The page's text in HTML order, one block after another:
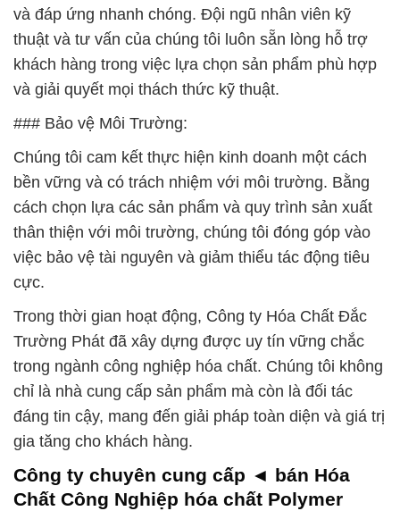
và đáp ứng nhanh chóng. Đội ngũ nhân viên kỹ
thuật và tư vấn của chúng tôi luôn sẵn lòng hỗ trợ
khách hàng trong việc lựa chọn sản phẩm phù hợp
và giải quyết mọi thách thức kỹ thuật.
### Bảo vệ Môi Trường:
Chúng tôi cam kết thực hiện kinh doanh một cách
bền vững và có trách nhiệm với môi trường. Bằng
cách chọn lựa các sản phẩm và quy trình sản xuất
thân thiện với môi trường, chúng tôi đóng góp vào
việc bảo vệ tài nguyên và giảm thiểu tác động tiêu
cực.
Trong thời gian hoạt động, Công ty Hóa Chất Đắc
Trường Phát đã xây dựng được uy tín vững chắc
trong ngành công nghiệp hóa chất. Chúng tôi không
chỉ là nhà cung cấp sản phẩm mà còn là đối tác
đáng tin cậy, mang đến giải pháp toàn diện và giá trị
gia tăng cho khách hàng.
Công ty chuyên cung cấp ◄ bán Hóa
Chất Công Nghiệp hóa chất Polymer